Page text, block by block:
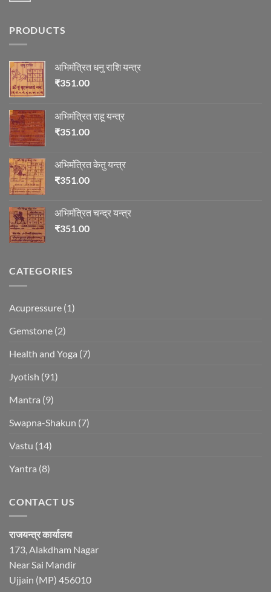
में
PRODUCTS
अभिमंत्रित धनु राशि यन्त्र
₹351.00
अभिमंत्रित राहू यन्त्र
₹351.00
अभिमंत्रित केतु यन्त्र
₹351.00
अभिमंत्रित चन्द्र यन्त्र
₹351.00
CATEGORIES
Acupressure (1)
Gemstone (2)
Health and Yoga (7)
Jyotish (91)
Mantra (9)
Swapna-Shakun (7)
Vastu (14)
Yantra (8)
CONTACT US
राजयन्त्र कार्यालय
173, Alakdham Nagar
Near Sai Mandir
Ujjain (MP) 456010